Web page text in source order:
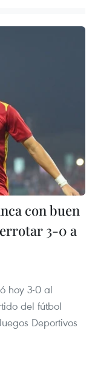
con buen
3-0 a
hoy 3-0 al
del fútbol
Deportivos